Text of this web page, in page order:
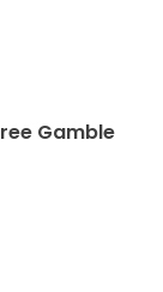
Gamble